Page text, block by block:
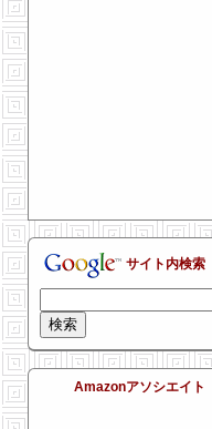
サイト内検索
Amazonアソシエイト